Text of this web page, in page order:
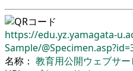
https://edu.yz.yamagata-
Sample/
名称： 教育用公開ウェブサー